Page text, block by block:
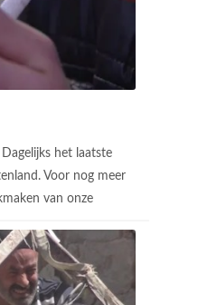
Dagelijks het laatste
Voor nog meer
van onze